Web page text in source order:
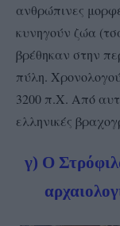
ανθρώπινες
κυνηγούν ζώα
βρέθηκαν στην
πύλη.
3200 π.Χ. Από
ελληνικές
γ) Ο